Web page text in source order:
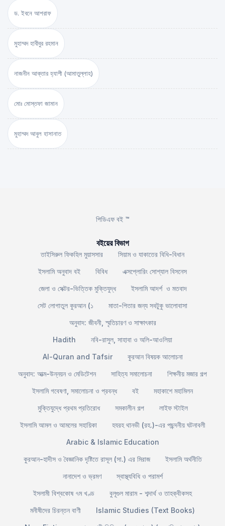
ড. ইবনে আশরাফ
মুহাম্মদ হাবীবুর রহমান
নাজনীন আক্তার হ্যাপী (আমাতুল্লাহ)
মোঃ মোস্তফা জামান
মুহাম্মদ আবুল হাসানাত
পিডিএফ বই ™
বইয়ের বিভাগ
তাইসিরুল ফিকহিল মুয়াসসার
সিয়াম ও যাকাতের বিধি-বিধান
ইসলামি অনুবাদ বই
বিবিধ
এক্সপ্লোরিং সোশ্যাল বিসনেস
জেলা ও সেক্টর-ভিত্তিক মুক্তিযুদ্ধ
ইসলামি আদর্শ ও মতবাদ
সেট লোগাতুল কুরআন (১
মাতা-পিতার জন্য সবটুকু ভালোবাসা
অনুবাদ: জীবনী, স্মৃতিচারণ ও সাক্ষাৎকার
Hadith
নবি-রাসুল, সাহাবা ও অলি-আওলিয়া
Al-Quran and Tafsir
কুরআন বিষয়ক আলোচনা
অনুবাদ: আত্ম-উন্নয়ন ও মেডিটেশন
সাহিত্য সমালোচনা
শিক্ষনীয় মজার গল্প
ইসলামি গবেষণা, সমালোচনা ও প্রবন্ধ
বই
মহাকাশে মহামিলন
মুক্তিযুদ্ধে প্রথম প্রতিরোধ
সমকালীন গল্প
লাইফ স্টাইল
ইসলামি আমল ও আমলের সহায়িকা
হযরহ থানভী (রহ.)-এর পছন্দনীয় ঘটনাবলী
Arabic & Islamic Education
কুরআন-হাদীস ও বৈজ্ঞানিক দৃষ্টিতে রাসূল (সা.) এর মিরাজ
ইসলামি অর্থনীতি
নানাদেশ ও ভ্রমণ
স্বাস্থ্যবিধি ও পরামর্শ
ইসলামী বিশ্বকোষ ৭ম খণ্ড
বুলূগুল মারাম - শব্দার্থ ও তাহক্বীকসহ
মনীষীদের চিরন্তন বাণী
Islamic Studies (Text Books)